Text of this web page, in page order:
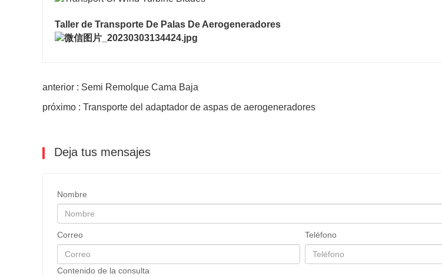
Taller de Transporte De Palas De Aerogeneradores
anterior : Semi Remolque Cama Baja
próximo : Transporte del adaptador de aspas de aerogeneradores
Deja tus mensajes
Nombre
Correo Teléfono
Contenido de la consulta